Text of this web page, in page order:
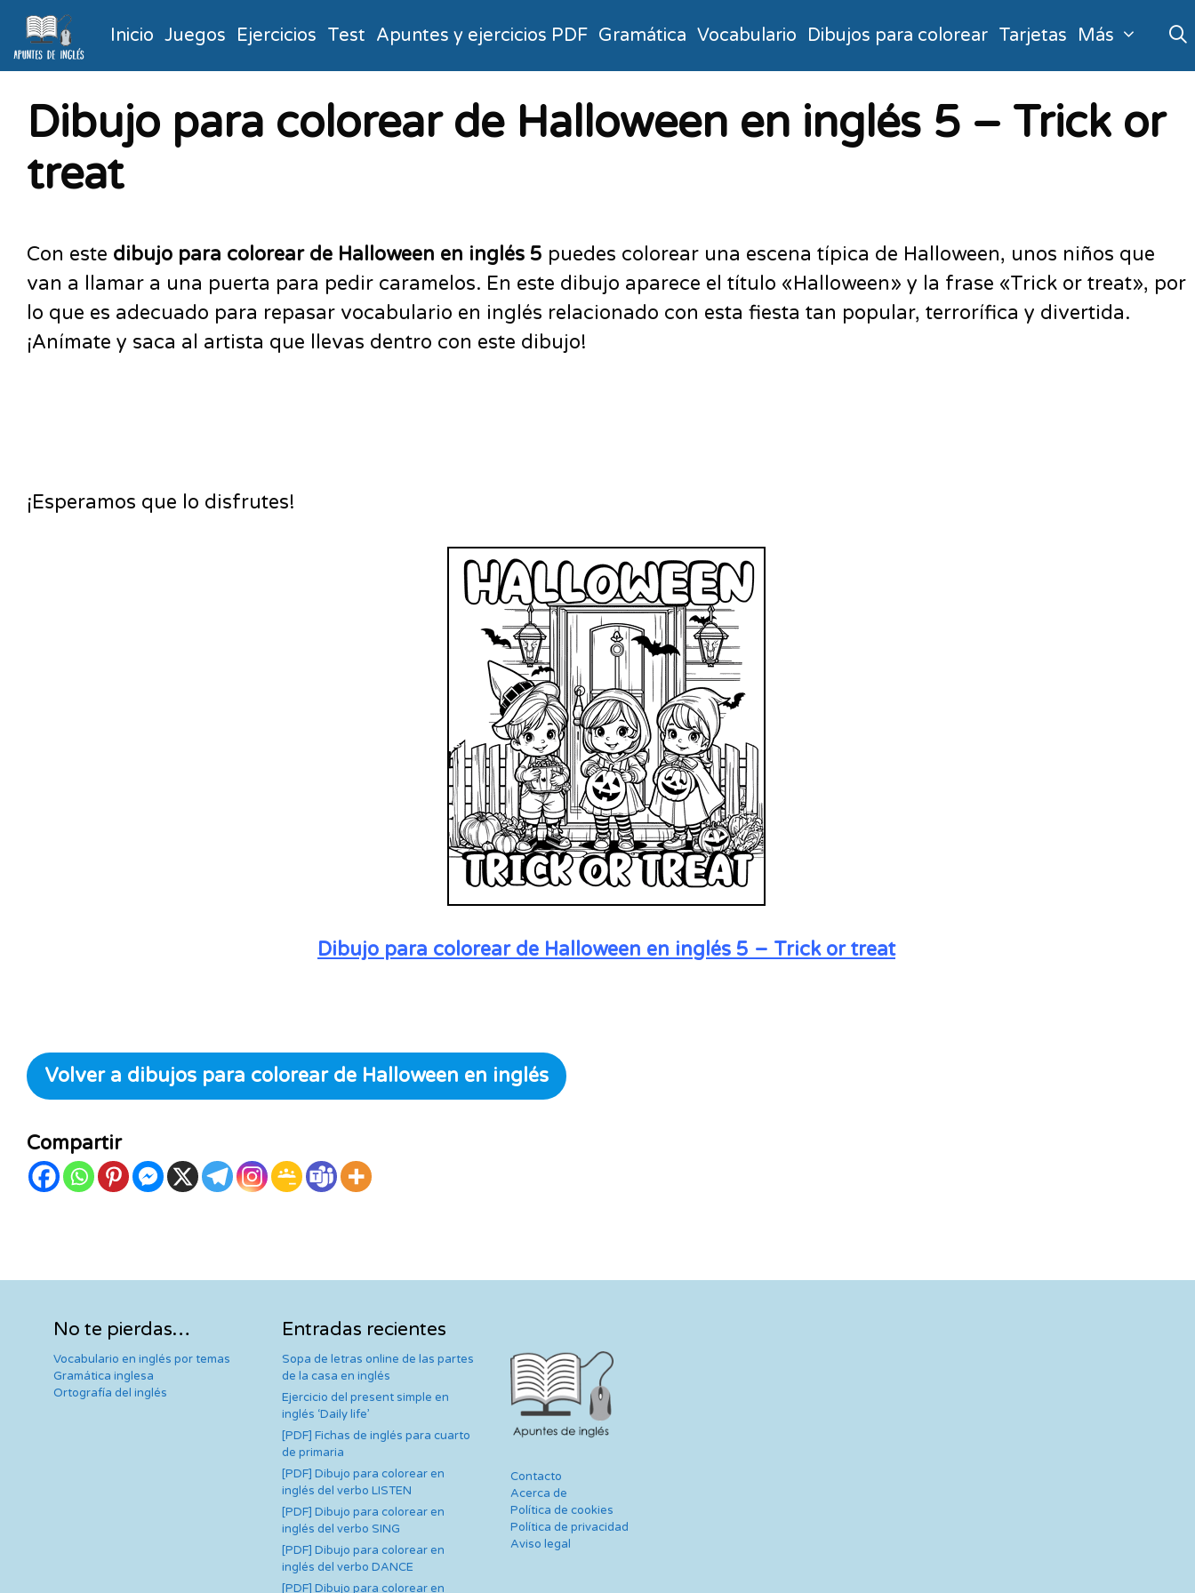
Inicio Juegos Ejercicios Test Apuntes y ejercicios PDF Gramática Vocabulario Dibujos para colorear Tarjetas Más
Dibujo para colorear de Halloween en inglés 5 – Trick or
treat
Con este dibujo para colorear de Halloween en inglés 5 puedes colorear una escena típica de Halloween, unos niños que
van a llamar a una puerta para pedir caramelos. En este dibujo aparece el título «Halloween» y la frase «Trick or treat», por
lo que es adecuado para repasar vocabulario en inglés relacionado con esta fiesta tan popular, terrorífica y divertida.
¡Anímate y saca al artista que llevas dentro con este dibujo!
¡Esperamos que lo disfrutes!
Dibujo para colorear de Halloween en inglés 5 – Trick or treat
Volver a dibujos para colorear de Halloween en inglés
Compartir
No te pierdas…
Vocabulario en inglés por temas
Gramática inglesa
Ortografía del inglés
Entradas recientes
Sopa de letras online de las partes
de la casa en inglés
Ejercicio del present simple en
inglés ‘Daily life’
[PDF] Fichas de inglés para cuarto
de primaria
[PDF] Dibujo para colorear en
inglés del verbo LISTEN
[PDF] Dibujo para colorear en
inglés del verbo SING
[PDF] Dibujo para colorear en
inglés del verbo DANCE
[PDF] Dibujo para colorear en
Contacto
Acerca de
Política de cookies
Política de privacidad
Aviso legal